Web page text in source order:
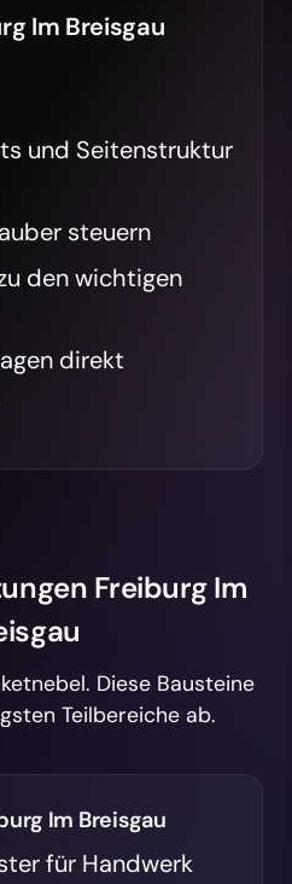
Im Breisgau
und Seitenstruktur
steuern
den wichtigen
direkt
Freiburg Im
Diese Bausteine
Teilbereiche ab.
Im Breisgau
für Handwerk